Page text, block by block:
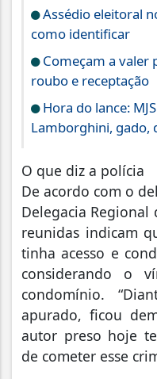
Assédio eleitoral
como identificar
Começam a valer
roubo e receptação
Hora do lance:
Lamborghini, gado,
O que diz a polícia
De acordo com o
Delegacia Regional
reunidas indicam
tinha acesso e
considerando o
condomínio.
apurado, ficou
autor preso hoje
de cometer esse